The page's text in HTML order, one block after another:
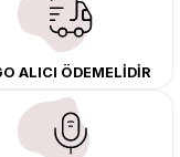
İstanbul’daki montaj
her yerine güvenli
katmak için doğru
ALICI ÖDEMELİDİR